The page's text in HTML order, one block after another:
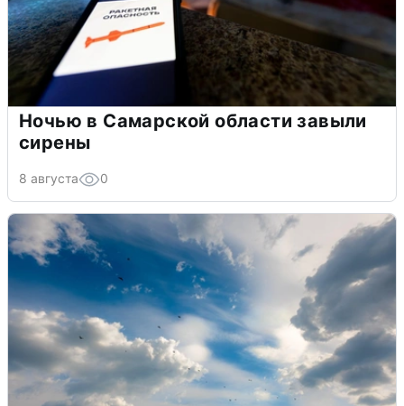
Ночью в Самарской области завыли
сирены
8 августа 0